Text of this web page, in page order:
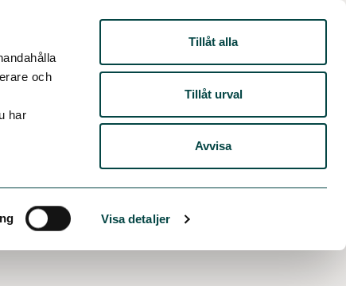
och
har
Visa detaljer
Tillåt alla
Tillåt urval
Avvisa